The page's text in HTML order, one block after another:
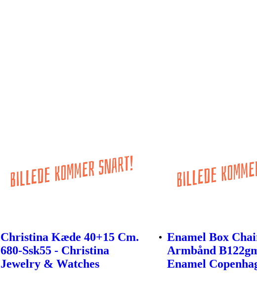
Christina Kæde 40+15 Cm.
680-Ssk55 - Christina
Jewelry & Watches
Enamel Box
Armbånd
Enamel